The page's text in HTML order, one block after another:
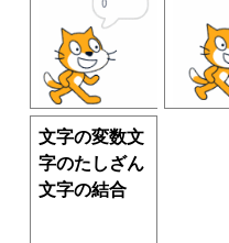
文字の変数文
字のたしざん
文字の結合